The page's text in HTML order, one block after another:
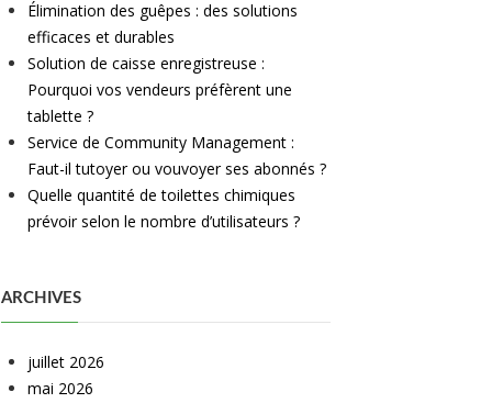
Élimination des guêpes : des solutions
efficaces et durables
Solution de caisse enregistreuse :
Pourquoi vos vendeurs préfèrent une
tablette ?
Service de Community Management :
Faut-il tutoyer ou vouvoyer ses abonnés ?
Quelle quantité de toilettes chimiques
prévoir selon le nombre d’utilisateurs ?
ARCHIVES
juillet 2026
mai 2026